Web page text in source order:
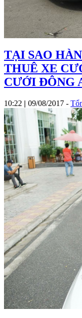
TẠI SAO
THUÊ XE
CƯỚI ĐÔNG
10:22 | 09/08/2017 -